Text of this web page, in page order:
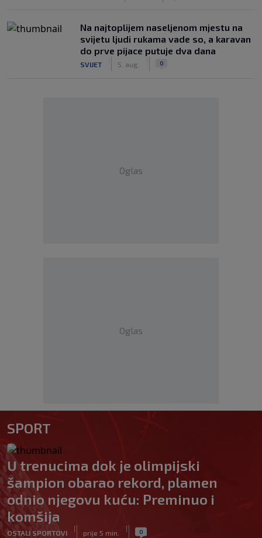
Na najtoplijem naseljenom mjestu na
svijetu ljudi rukama vade so, a karavan
do prve pijace putuje dva dana
SVIJET 5. aug. 0
Oglas
Oglas
SPORT
U trenucima dok je olimpijski
šampion obarao rekord, plamen
odnio njegovu kuću: Preminuo i
komšija
OSTALI SPORTOVI
|
prije 5 min.
| 0